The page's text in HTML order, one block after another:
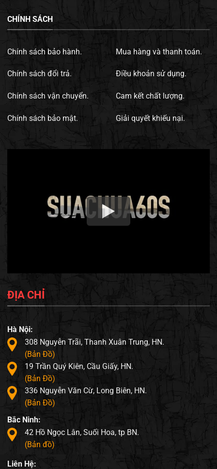
CHÍNH SÁCH
Chính sách bảo hành.
Chính sách đổi trả.
Chính sách vận chuyển.
Chính sách bảo mật.
Mua hàng và thanh toán.
Điều khoản sử dụng.
Cam kết chất lượng.
Giải quyết khiếu nại.
ĐỊA CHỈ
Hà Nội:
308 Nguyễn Trãi, Thanh Xuân Trung, HN.
(Bản Đồ)
19 Trần Quý Kiên, Cầu Giấy, HN.
(Bản Đồ)
336 Nguyễn Văn Cừ, Long Biên, HN.
(Bản Đồ)
Bắc Ninh:
42 Hồ Ngọc Lân, Suối Hoa, tp BN.
(Bản đồ)
Liên Hệ: